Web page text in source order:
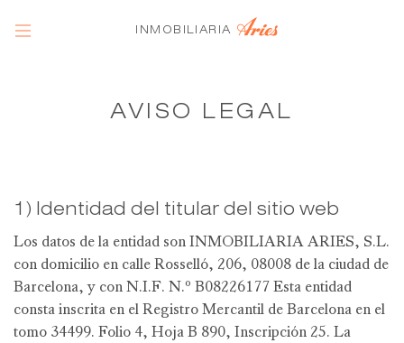
Open Menu
INMOBILIARIA
AVISO LEGAL
1) Identidad del titular del sitio web
Los datos de la entidad son INMOBILIARIA ARIES, S.L.
con domicilio en calle Rosselló, 206, 08008 de la ciudad de
Barcelona, y con N.I.F. N.º B08226177 Esta entidad
consta inscrita en el Registro Mercantil de Barcelona en el
tomo 34499. Folio 4, Hoja B 890, Inscripción 25. La